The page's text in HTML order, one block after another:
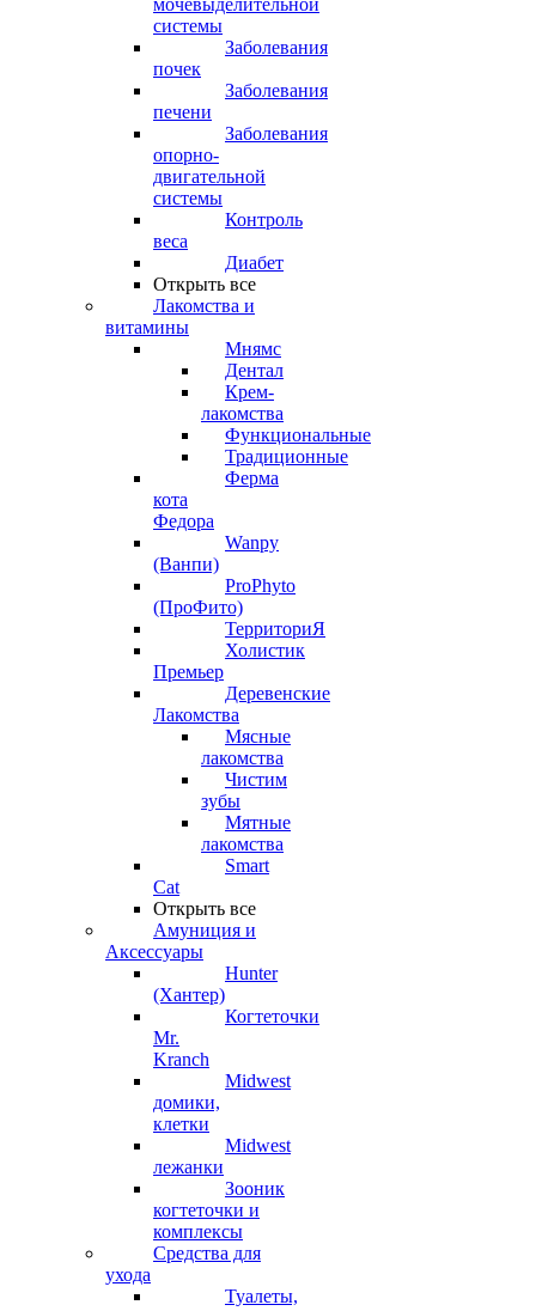
мочевыделительной
системы
Заболевания
почек
Заболевания
печени
Заболевания
опорно-
двигательной
системы
Контроль
веса
Диабет
Открыть все
Лакомства и
витамины
Мнямс
Дентал
Крем-
лакомства
Функциональные
Традиционные
Ферма
кота
Федора
Wanpy
(Ванпи)
ProPhyto
(ПроФито)
ТерриториЯ
Холистик
Премьер
Деревенские
Лакомства
Мясные
лакомства
Чистим
зубы
Мятные
лакомства
Smart
Cat
Открыть все
Амуниция и
Аксессуары
Hunter
(Хантер)
Когтеточки
Mr.
Kranch
Midwest
домики,
клетки
Midwest
лежанки
Зооник
когтеточки и
комплексы
Средства для
ухода
Туалеты,